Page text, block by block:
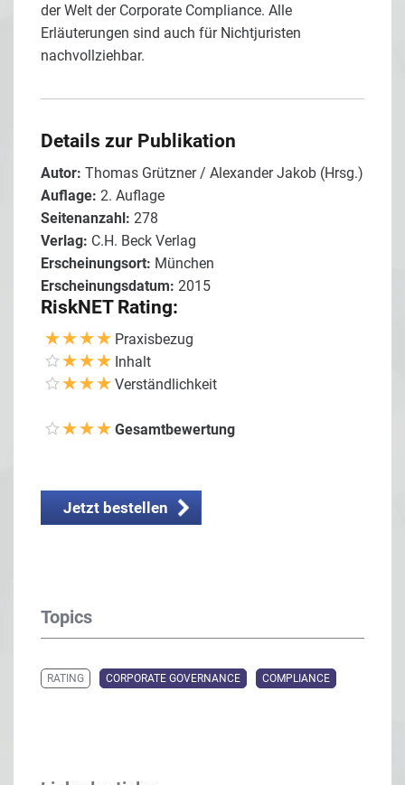
der Welt der Corporate Compliance. Alle
Erläuterungen sind auch für Nichtjuristen
nachvollziehbar.
Details zur Publikation
Autor: Thomas Grützner / Alexander Jakob (Hrsg.)
Auflage: 2. Auflage
Seitenanzahl: 278
Verlag: C.H. Beck Verlag
Erscheinungsort: München
Erscheinungsdatum: 2015
RiskNET Rating:
Praxisbezug
Inhalt
Verständlichkeit
Gesamtbewertung
Jetzt bestellen
Topics
RATING CORPORATE GOVERNANCE COMPLIANCE